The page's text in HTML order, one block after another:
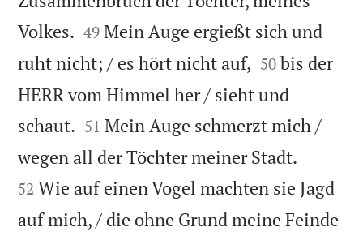
Volkes. 

49 Mein Auge ergießt sich und
ruht nicht; / es hört nicht auf, 

50 bis der
HERR vom Himmel her / sieht und
schaut. 

51 Mein Auge schmerzt mich /
wegen all der Töchter meiner Stadt.
52 Wie auf einen Vogel machten sie Jagd
auf mich, / die ohne Grund meine Feinde